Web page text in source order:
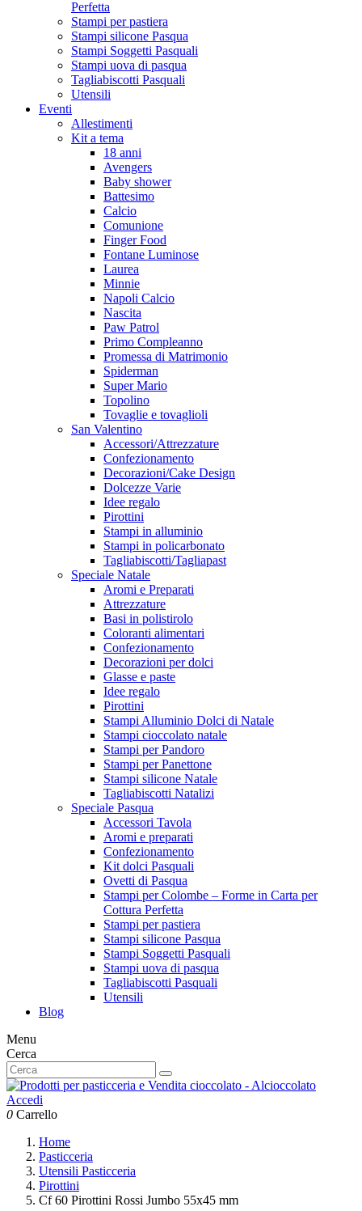
Perfetta
Stampi per pastiera
Stampi silicone Pasqua
Stampi Soggetti Pasquali
Stampi uova di pasqua
Tagliabiscotti Pasquali
Utensili
Eventi
Allestimenti
Kit a tema
18 anni
Avengers
Baby shower
Battesimo
Calcio
Comunione
Finger Food
Fontane Luminose
Laurea
Minnie
Napoli Calcio
Nascita
Paw Patrol
Primo Compleanno
Promessa di Matrimonio
Spiderman
Super Mario
Topolino
Tovaglie e tovaglioli
San Valentino
Accessori/Attrezzature
Confezionamento
Decorazioni/Cake Design
Dolcezze Varie
Idee regalo
Pirottini
Stampi in alluminio
Stampi in policarbonato
Tagliabiscotti/Tagliapast
Speciale Natale
Aromi e Preparati
Attrezzature
Basi in polistirolo
Coloranti alimentari
Confezionamento
Decorazioni per dolci
Glasse e paste
Idee regalo
Pirottini
Stampi Alluminio Dolci di Natale
Stampi cioccolato natale
Stampi per Pandoro
Stampi per Panettone
Stampi silicone Natale
Tagliabiscotti Natalizi
Speciale Pasqua
Accessori Tavola
Aromi e preparati
Confezionamento
Kit dolci Pasquali
Ovetti di Pasqua
Stampi per Colombe – Forme in Carta per
Cottura Perfetta
Stampi per pastiera
Stampi silicone Pasqua
Stampi Soggetti Pasquali
Stampi uova di pasqua
Tagliabiscotti Pasquali
Utensili
Blog
Menu
Cerca
Accedi
0 Carrello
Home
Pasticceria
Utensili Pasticceria
Pirottini
Cf 60 Pirottini Rossi Jumbo 55x45 mm